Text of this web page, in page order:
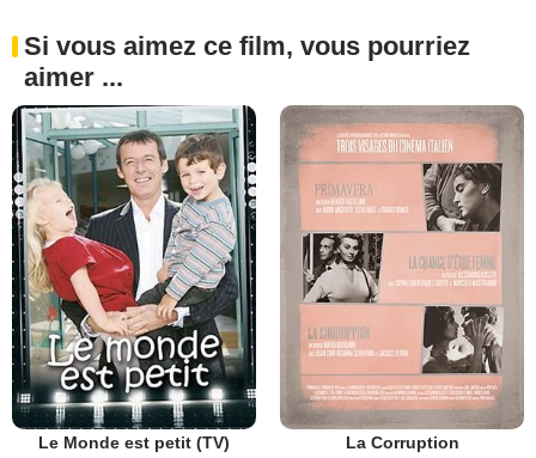
Si vous aimez ce film, vous pourriez
aimer ...
Le Monde est petit (TV) La Corruption